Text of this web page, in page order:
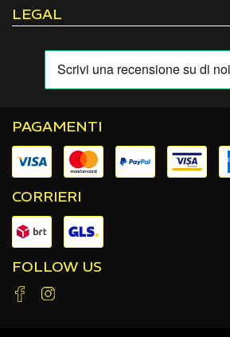
LEGAL
PAGAMENTI
CORRIERI
FOLLOW US